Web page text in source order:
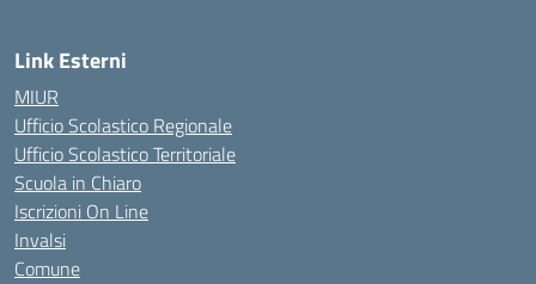
Link Esterni
MIUR
Ufficio Scolastico Regionale
Ufficio Scolastico Territoriale
Scuola in Chiaro
Iscrizioni On Line
Invalsi
Comune